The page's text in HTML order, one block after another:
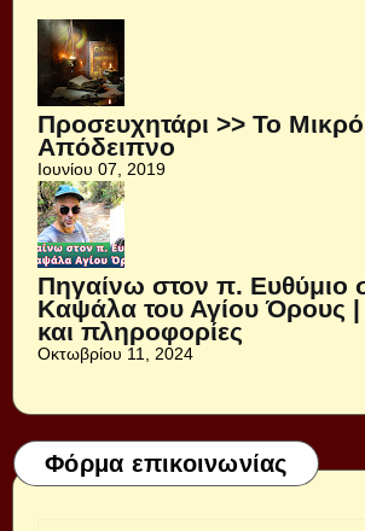
Προσευχητάρι >> Το Μικρό
Απόδειπνο
Ιουνίου 07, 2019
Πηγαίνω στον π. Ευθύμιο
Καψάλα του Αγίου Όρους
και πληροφορίες
Οκτωβρίου 11, 2024
Φόρμα επικοινωνίας